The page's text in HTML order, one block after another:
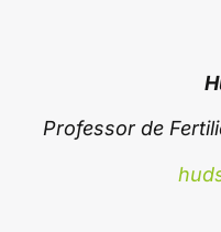
Professor de